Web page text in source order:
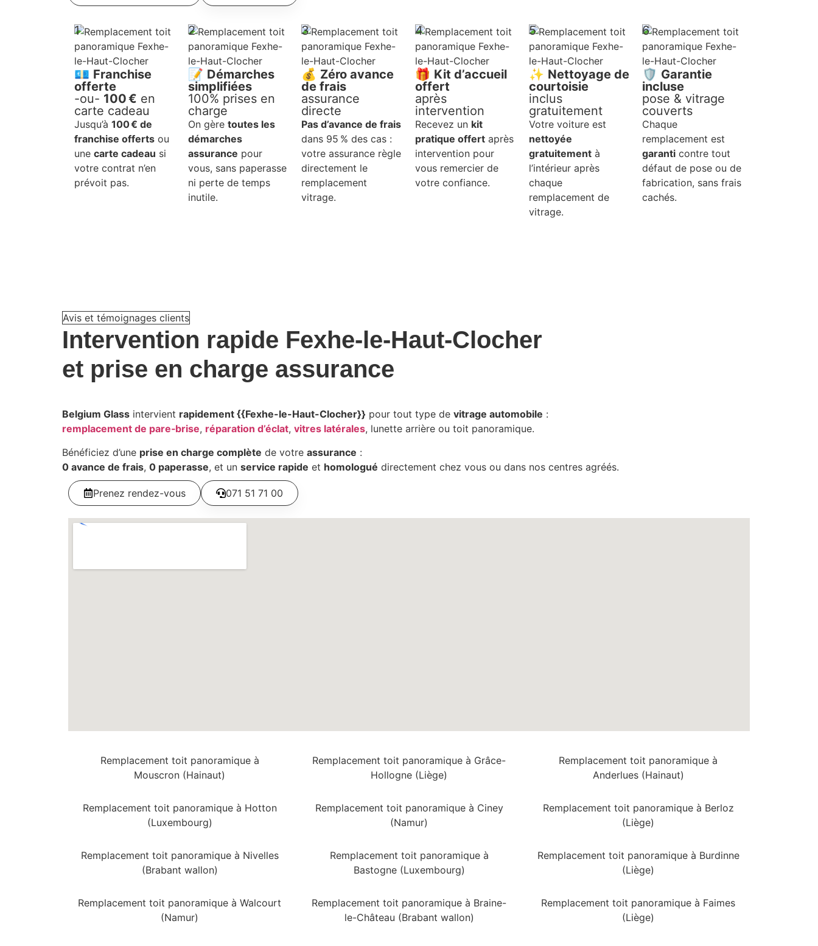
1
💶 Franchise
offerte
-ou- 100 € en
carte cadeau
Jusqu’à 100 € de
franchise offerts ou
une carte cadeau si
votre contrat n’en
prévoit pas.
2
📝 Démarches
simplifiées
100% prises en
charge
On gère toutes les
démarches
assurance pour
vous, sans paperasse
ni perte de temps
inutile.
3
💰 Zéro avance
de frais
assurance
directe
Pas d’avance de frais
dans 95 % des cas :
votre assurance règle
directement le
remplacement
vitrage.
4
🎁 Kit d’accueil
offert
après
intervention
Recevez un kit
pratique offert après
intervention pour
vous remercier de
votre confiance.
5
✨ Nettoyage de
courtoisie
inclus
gratuitement
Votre voiture est
nettoyée
gratuitementà
l’intérieur après
chaque
remplacement de
vitrage.
6
🛡️ Garantie
incluse
pose & vitrage
couverts
Chaque
remplacement est
garanti contre tout
défaut de pose ou de
fabrication, sans frais
cachés.
Avis et témoignages clients
Intervention rapide Fexhe-le-Haut-Clocher
et prise en charge assurance
Belgium Glass intervient rapidement {{Fexhe-le-Haut-Clocher}} pour tout type de vitrage automobile :
remplacement de pare‑brise, réparation d’éclat, vitres latérales, lunette arrière ou toit panoramique.
Bénéficiez d’une prise en charge complète de votre assurance :
0 avance de frais, 0 paperasse, et un service rapide et homologué directement chez vous ou dans nos centres agréés.
Prenez rendez-vous 071 51 71 00
Remplacement toit panoramique à
Mouscron (Hainaut)
Remplacement toit panoramique à Grâce-
Hollogne (Liège)
Remplacement toit panoramique à
Anderlues (Hainaut)
Remplacement toit panoramique à Hotton
(Luxembourg)
Remplacement toit panoramique à Ciney
(Namur)
Remplacement toit panoramique à Berloz
(Liège)
Remplacement toit panoramique à Nivelles
(Brabant wallon)
Remplacement toit panoramique à
Bastogne (Luxembourg)
Remplacement toit panoramique à Burdinne
(Liège)
Remplacement toit panoramique à Walcourt
(Namur)
Remplacement toit panoramique à Braine-
le-Château (Brabant wallon)
Remplacement toit panoramique à Faimes
(Liège)